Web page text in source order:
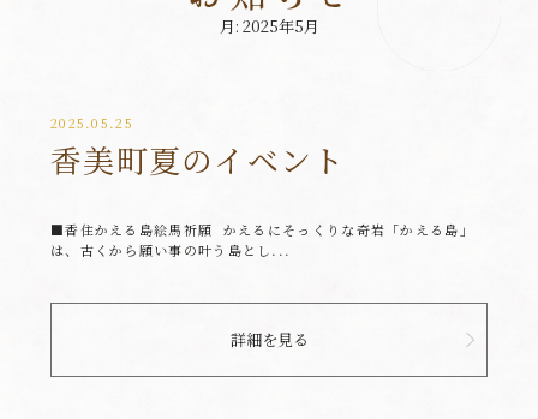
月: 2025年5月
2025.05.25
香美町夏のイベント
■香住かえる島絵馬祈願 かえるにそっくりな奇岩「かえる島」
は、古くから願い事の叶う島とし...
詳細を見る